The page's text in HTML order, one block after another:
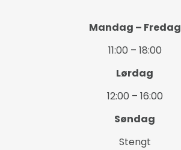
Mandag – Fredag
11:00 – 18:00
Lørdag
12:00 – 16:00
Søndag
Stengt